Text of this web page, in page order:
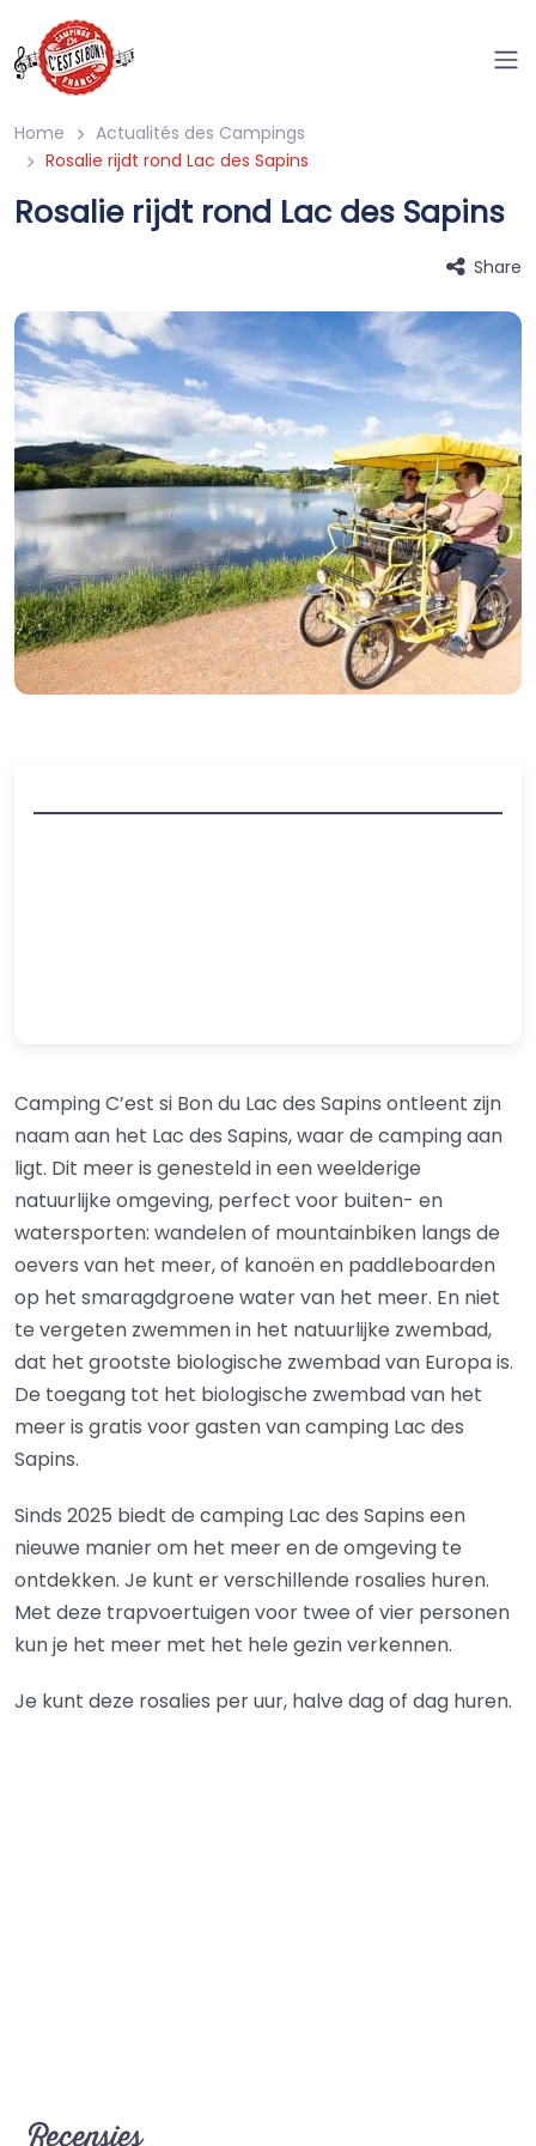
Home
Actualités des Campings
Rosalie rijdt rond Lac des Sapins
Rosalie rijdt rond Lac des Sapins
Share
Camping C’est si Bon du Lac des Sapins ontleent zijn
naam aan het Lac des Sapins, waar de camping aan
ligt. Dit meer is genesteld in een weelderige
natuurlijke omgeving, perfect voor buiten- en
watersporten: wandelen of mountainbiken langs de
oevers van het meer, of kanoën en paddleboarden
op het smaragdgroene water van het meer. En niet
te vergeten zwemmen in het natuurlijke zwembad,
dat het grootste biologische zwembad van Europa is.
De toegang tot het biologische zwembad van het
meer is gratis voor gasten van camping Lac des
Sapins.
Sinds 2025 biedt de camping Lac des Sapins een
nieuwe manier om het meer en de omgeving te
ontdekken. Je kunt er verschillende rosalies huren.
Met deze trapvoertuigen voor twee of vier personen
kun je het meer met het hele gezin verkennen.
Je kunt deze rosalies per uur, halve dag of dag huren.
Recensies